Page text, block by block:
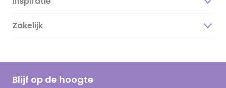
Over ons
Duurzaamheid
Hallmark Kaartclub
Magazine
Cadeau inspiratie
Kaartinspiratie
Zakelijk
Blijf op de hoogte